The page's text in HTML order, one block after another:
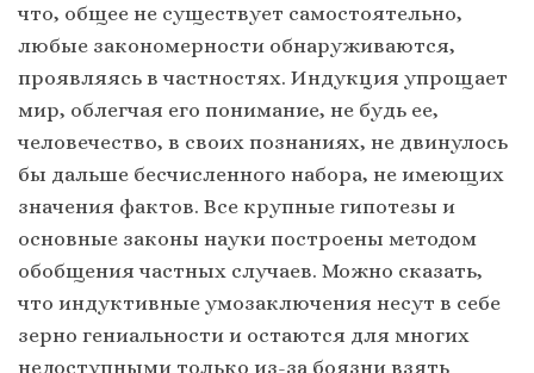
что, общее не существует самостоятельно,
любые закономерности обнаруживаются,
проявляясь в частностях. Индукция упрощает
мир, облегчая его понимание, не будь ее,
человечество, в своих познаниях, не двинулось
бы дальше бесчисленного набора, не имеющих
значения фактов. Все крупные гипотезы и
основные законы науки построены методом
обобщения частных случаев. Можно сказать,
что индуктивные умозаключения несут в себе
зерно гениальности и остаются для многих
недоступными только из-за боязни взять